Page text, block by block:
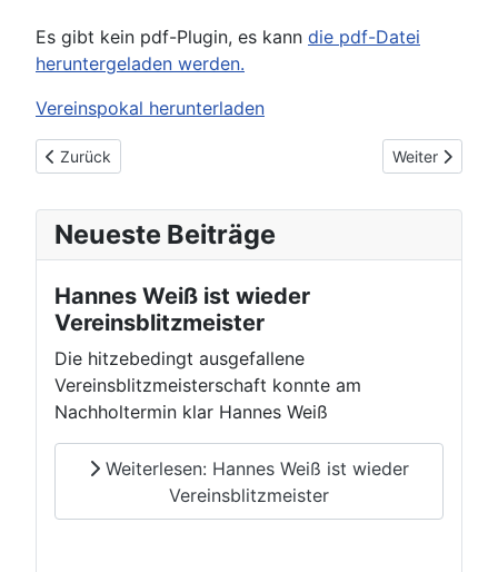
Neueste Beiträge
Hannes Weiß ist wieder
Vereinsblitzmeister
Die hitzebedingt ausgefallene
Vereinsblitzmeisterschaft konnte am
Nachholtermin klar Hannes Weiß
Weiterlesen: Hannes Weiß ist wieder
Vereinsblitzmeister
Es gibt kein pdf-Plugin, es kann die pdf-Datei
heruntergeladen werden.
Vereinspokal herunterladen
Vorheriger Beitrag: Volles Haus bei der sportlichen
Zurück Nächster
Weiter